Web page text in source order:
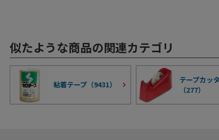
似たような商品の関連カテゴリ
粘着テープ（9431）
テープカッ
（277）